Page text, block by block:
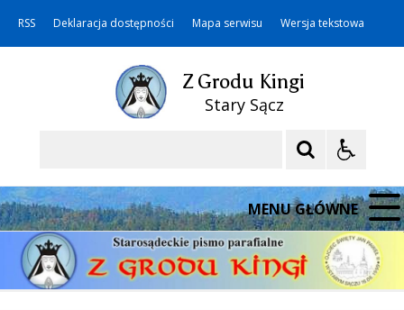
RSS Deklaracja dostępności Mapa serwisu Wersja tekstowa
Z Grodu Kingi
Stary Sącz
MENU GŁÓWNE